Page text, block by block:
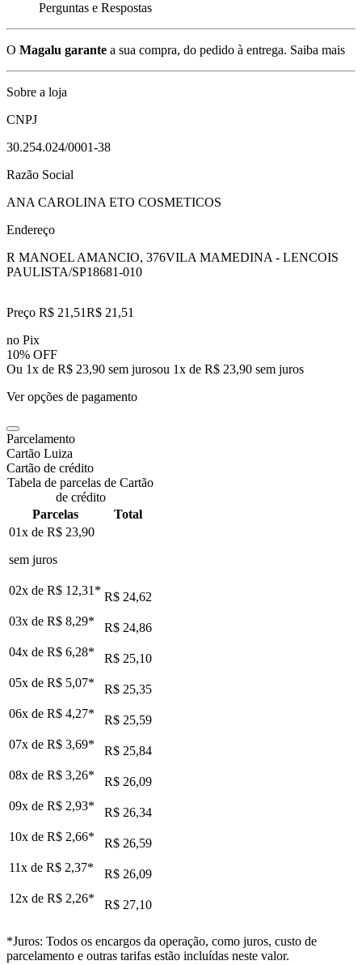
Perguntas e Respostas
O Magalu garante a sua compra, do pedido à entrega. Saiba mais
Sobre a loja
CNPJ
30.254.024/0001-38
Razão Social
ANA CAROLINA ETO COSMETICOS
Endereço
R MANOEL AMANCIO, 376VILA MAMEDINA - LENCOIS
PAULISTA/SP18681-010
Preço R$ 21,51R$ 21 ,51
no Pix
10% OFF
Ou 1x de R$ 23,90 sem jurosou 1x de R$ 23,90 sem juros
Ver opções de pagamento
Parcelamento
Cartão Luiza
Cartão de crédito
Tabela de parcelas de Cartão
de crédito
Parcelas
Total
01x de R$ 23,90
sem juros
02x de R$ 12,31 * R$ 24,62
03x de R$ 8,29*
R$ 24,86
04x de R$ 6,28*
R$ 25,10
05x de R$ 5,07*
R$ 25,35
06x de R$ 4,27*
R$ 25,59
07x de R$ 3,69*
R$ 25,84
08x de R$ 3,26*
R$ 26,09
09x de R$ 2,93*
R$ 26,34
10x de R$ 2,66*
R$ 26,59
11x de R$ 2,37*
R$ 26,09
12x de R$ 2,26* R$ 27,10
*Juros: Todos os encargos da operação, como juros, custo de
parcelamento e outras tarifas estão incluídas neste valor.